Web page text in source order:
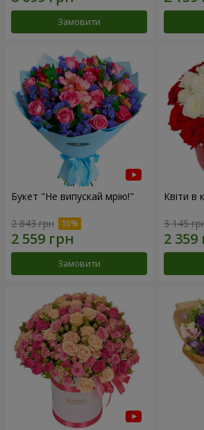
Замовити
Букет "Не випускай мрію!"
2 843 грн
Замовити
Квіти в
3 145